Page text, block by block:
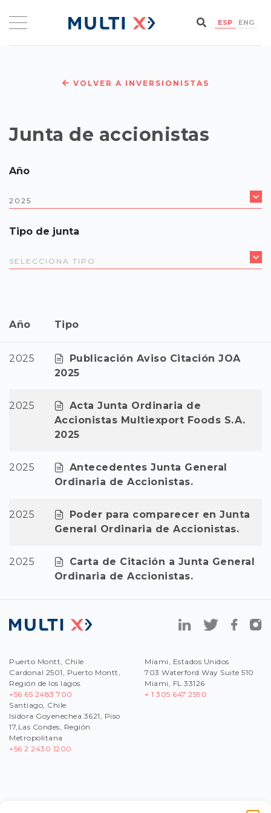
ESP ENG
VOLVER A INVERSIONISTAS
Junta de accionistas
Año
Tipo de junta
Año Tipo
2025
Publicación Aviso Citación JOA
2025
2025
Acta Junta Ordinaria de
Accionistas Multiexport Foods S.A.
2025
2025
Antecedentes Junta General
Ordinaria de Accionistas.
2025
Poder para comparecer en Junta
General Ordinaria de Accionistas.
2025
Carta de Citación a Junta General
Ordinaria de Accionistas.
Puerto Montt, Chile
Cardonal 2501, Puerto Montt,
Región de los lagos.
+56 65 2483 700
Santiago, Chile
Isidora Goyenechea 3621, Piso
17,Las Condes, Región
Metropolitana
+56 2 2430 1200
Miami, Estados Unidos
703 Waterford Way Suite 510
Miami, FL 33126
+ 1 305 647 2590